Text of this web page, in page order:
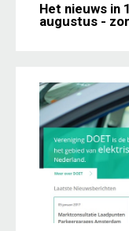
Het nieuws in
augustus -